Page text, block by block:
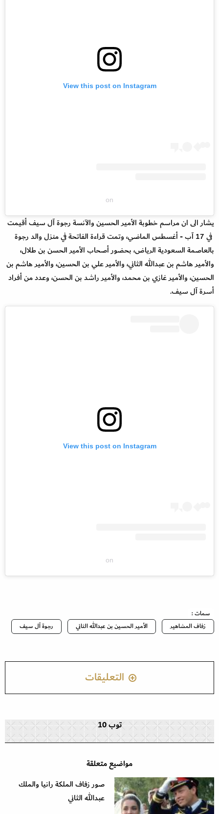
View this post on Instagram
on
يشار الى ان مراسم خطوبة الأمير الحسين والآنسة رجوة آل سيف أقيمت
في 17 آب - أغسطس الماضي، وتمت قراءة الفاتحة في منزل والد رجوة
بالعاصمة السعودية الرياض، بحضور أصحاب الأمير الحسن بن طلال،
والأمير هاشم بن عبدالله الثاني، والأمير علي بن الحسين، والأمير هاشم بن
الحسين، والأمير غازي بن محمد، والأمير راشد بن الحسن، وعدد من أفراد
أسرة آل سيف.
View this post on Instagram
on
سمات :
زفاف المشاهير
الأمير الحسين بن عبدالله الثاني رجوة آل سيف
التعليقات
توب 10
مواضيع متعلقة
صور زفاف الملكة رانيا والملك
عبدالله الثاني